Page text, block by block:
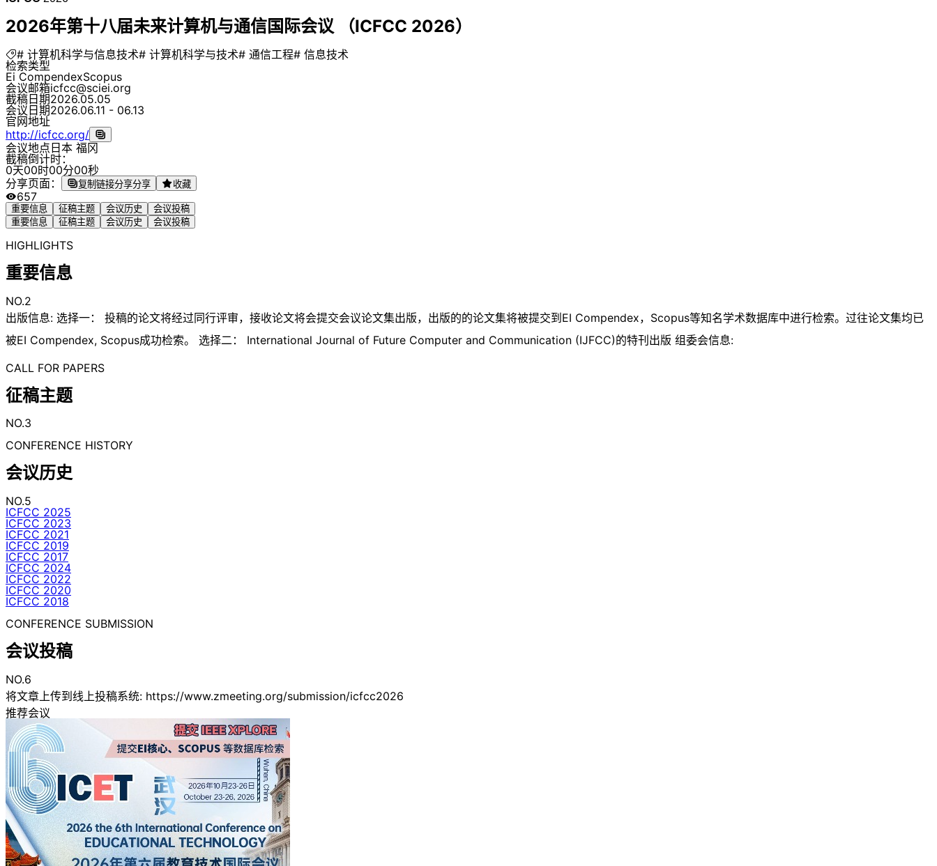
2026年第十八届未来计算机与通信国际会议 （ICFCC 2026）
# 计算机科学与信息技术# 计算机科学与技术# 通信工程# 信息技术
检索类型
Ei CompendexScopus
会议邮箱icfcc@sciei.org
截稿日期2026.05.05
会议日期2026.06.11 - 06.13
官网地址
http://icfcc.org/
会议地点日本 福冈
截稿倒计时：
0天00时00分00秒
分享页面：
复制链接分享分享 收藏
657
重要信息 征稿主题 会议历史
会议投稿
重要信息
征稿主题 会议历史 会议投稿
HIGHLIGHTS
重要信息
NO.2
出版信息: 选择一： 投稿的论文将经过同行评审，接收论文将会提交会议论文集出版，出版的的论文集将被提交到EI Compendex，Scopus等知名学术数据库中进行检索。过往论文集均已
被EI Compendex, Scopus成功检索。 选择二： International Journal of Future Computer and Communication (IJFCC)的特刊出版 组委会信息:
CALL FOR PAPERS
征稿主题
NO.3
CONFERENCE HISTORY
会议历史
NO.5
ICFCC 2025
ICFCC 2023
ICFCC 2021
ICFCC 2019
ICFCC 2017
ICFCC 2024
ICFCC 2022
ICFCC 2020
ICFCC 2018
CONFERENCE SUBMISSION
会议投稿
NO.6
将文章上传到线上投稿系统: https://www.zmeeting.org/submission/icfcc2026
推荐会议